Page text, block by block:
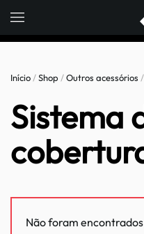
Skip to main content
Início /Shop /Outros acessórios
Sistema
Não foram